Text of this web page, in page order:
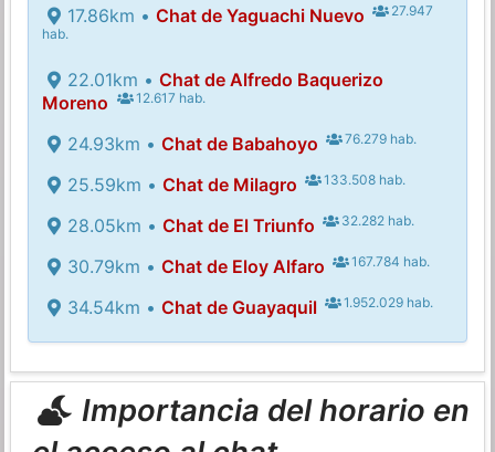
17.86km • Chat de Yaguachi Nuevo
27.947
hab.
22.01km • Chat de Alfredo Baquerizo
Moreno
12.617 hab.
24.93km • Chat de Babahoyo 76.279 hab.
25.59km • Chat de Milagro 133.508 hab.
28.05km • Chat de El Triunfo 32.282 hab.
30.79km • Chat de Eloy Alfaro 167.784 hab.
34.54km • Chat de Guayaquil 1.952.029 hab.
Importancia del horario en